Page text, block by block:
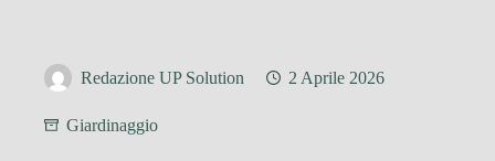
Redazione UP Solution 2 Aprile 2026
Giardinaggio